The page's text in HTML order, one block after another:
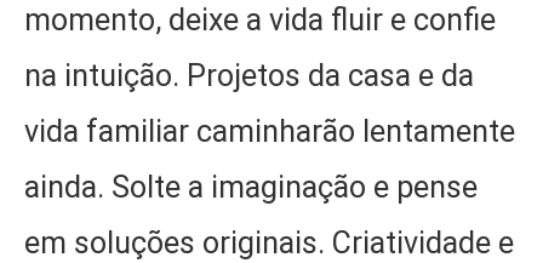
momento, deixe a vida fluir e confie
na intuição. Projetos da casa e da
vida familiar caminharão lentamente
ainda. Solte a imaginação e pense
em soluções originais. Criatividade e